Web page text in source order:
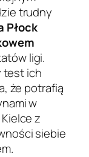
trudny
Płock
ligi.
test ich
że potrafią
w
z
siebie